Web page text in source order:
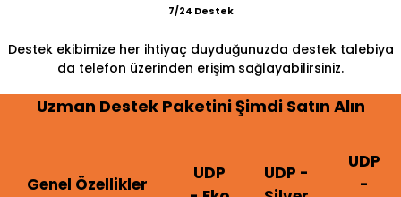
7/24 Destek
Destek ekibimize her ihtiyaç duyduğunuzda destek talebiya
da telefon üzerinden erişim sağlayabilirsiniz.
Uzman Destek Paketini Şimdi Satın Alın
Genel Özellikler
UDP
UDP -
UDP
-